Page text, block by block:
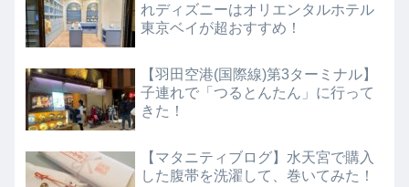
れディズニーはオリエンタルホテル
東京ベイが超おすすめ！
【羽田空港(国際線)第3ターミナル】
子連れで「つるとんたん」に行って
きた！
【マタニティブログ】水天宮で購入
した腹帯を洗濯して、巻いてみた！